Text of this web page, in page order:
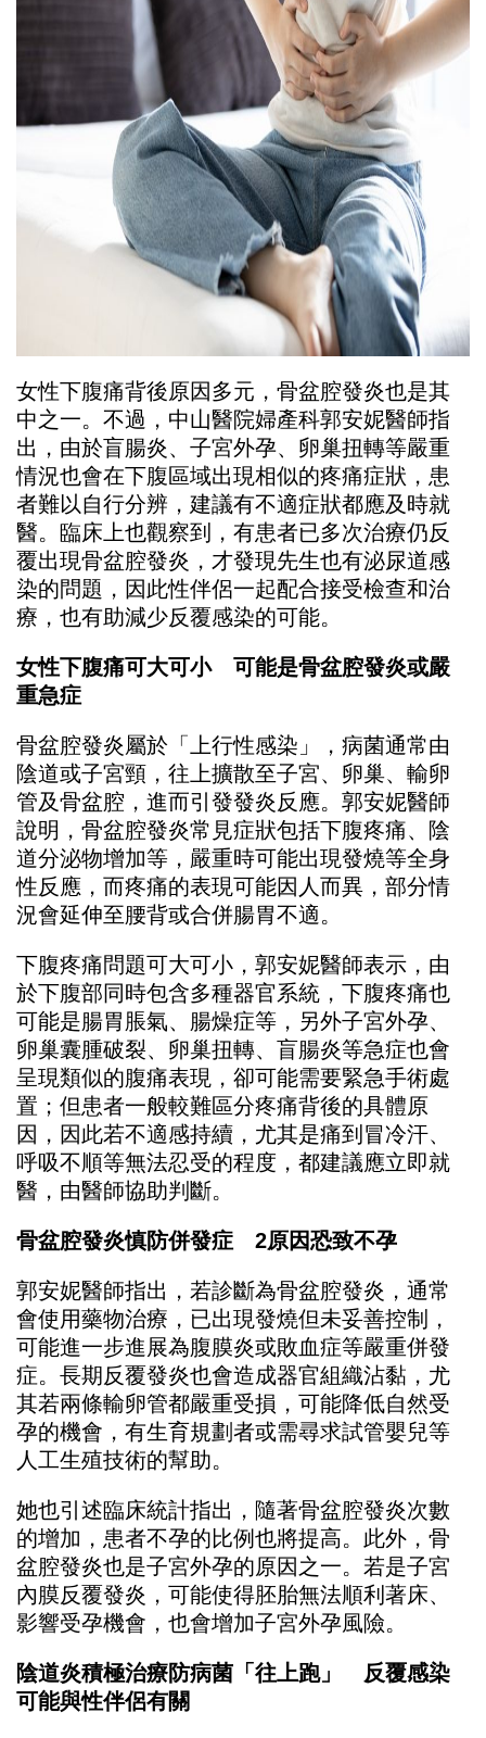
女性下腹痛背後原因多元，骨盆腔發炎也是其
中之一。不過，中山醫院婦產科郭安妮醫師指
出，由於盲腸炎、子宮外孕、卵巢扭轉等嚴重
情況也會在下腹區域出現相似的疼痛症狀，患
者難以自行分辨，建議有不適症狀都應及時就
醫。臨床上也觀察到，有患者已多次治療仍反
覆出現骨盆腔發炎，才發現先生也有泌尿道感
染的問題，因此性伴侶一起配合接受檢查和治
療，也有助減少反覆感染的可能。
女性下腹痛可大可小 可能是骨盆腔發炎或嚴
重急症
骨盆腔發炎屬於「上行性感染」，病菌通常由
陰道或子宮頸，往上擴散至子宮、卵巢、輸卵
管及骨盆腔，進而引發發炎反應。郭安妮醫師
說明，骨盆腔發炎常見症狀包括下腹疼痛、陰
道分泌物增加等，嚴重時可能出現發燒等全身
性反應，而疼痛的表現可能因人而異，部分情
況會延伸至腰背或合併腸胃不適。
下腹疼痛問題可大可小，郭安妮醫師表示，由
於下腹部同時包含多種器官系統，下腹疼痛也
可能是腸胃脹氣、腸燥症等，另外子宮外孕、
卵巢囊腫破裂、卵巢扭轉、盲腸炎等急症也會
呈現類似的腹痛表現，卻可能需要緊急手術處
置；但患者一般較難區分疼痛背後的具體原
因，因此若不適感持續，尤其是痛到冒冷汗、
呼吸不順等無法忍受的程度，都建議應立即就
醫，由醫師協助判斷。
骨盆腔發炎慎防併發症 2原因恐致不孕
郭安妮醫師指出，若診斷為骨盆腔發炎，通常
會使用藥物治療，已出現發燒但未妥善控制，
可能進一步進展為腹膜炎或敗血症等嚴重併發
症。長期反覆發炎也會造成器官組織沾黏，尤
其若兩條輸卵管都嚴重受損，可能降低自然受
孕的機會，有生育規劃者或需尋求試管嬰兒等
人工生殖技術的幫助。
她也引述臨床統計指出，隨著骨盆腔發炎次數
的增加，患者不孕的比例也將提高。此外，骨
盆腔發炎也是子宮外孕的原因之一。若是子宮
內膜反覆發炎，可能使得胚胎無法順利著床、
影響受孕機會，也會增加子宮外孕風險。
陰道炎積極治療防病菌「往上跑」 反覆感染
可能與性伴侶有關